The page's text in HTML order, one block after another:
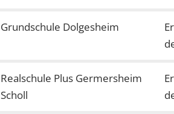
Grundschule Dolgesheim
Realschule Plus Germersheim
Scholl